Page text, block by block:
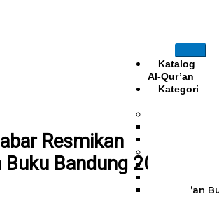
Katalog
Al-Qur’an
Kategori
Al-Qur’an
Resmikan
Buku Bandung 2013